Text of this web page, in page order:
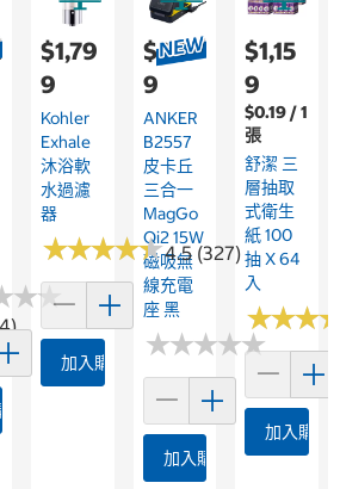
★★
★★
車
$1,79
9
Kohler
Exhale
沐浴軟
水過濾
器
★★★★★
★★★★★4.5 (327)
加入購物車
$2,19
9
ANKER
B2557
皮卡丘
三合一
MagGo
Qi2 15W
磁吸無
線充電
座 黑
★★★★★
★★★★★
加入購物車
$1,15
9
$0.19 / 1
張
舒潔 三
層抽取
式衛生
紙 100
抽 X 64
入
★★★
★★★
加入購物